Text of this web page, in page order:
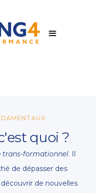
quoi ?
trans-formationnel. Il
de dépasser des
de nouvelles